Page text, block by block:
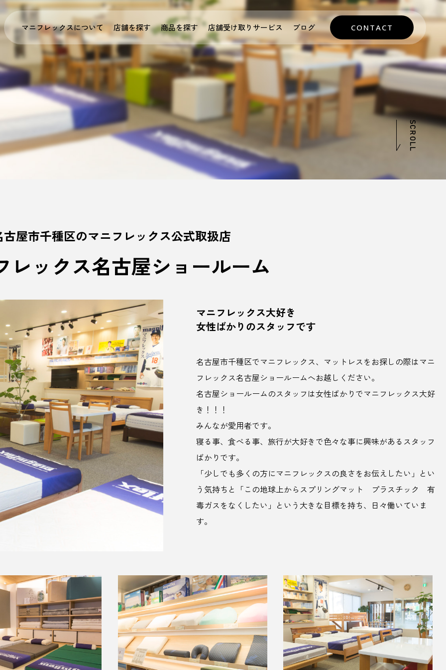
マニフレックスについて 店舗を探す 商品を探す 店舗受け取りサービス ブログ CONTACT
古屋市千種区のマニフレックス公式取扱店
レックス名古屋ショールーム
マニフレックス大好き
女性ばかりのスタッフです
名古屋市千種区でマニフレックス、マットレスをお探しの際はマニ
フレックス名古屋ショールームへお越しください。
名古屋ショールームのスタッフは女性ばかりでマニフレックス大好
き！！！
みんなが愛用者です。
寝る事、食べる事、旅行が大好きで色々な事に興味があるスタッフ
ばかりです。
「少しでも多くの方にマニフレックスの良さをお伝えしたい」とい
う気持ちと「この地球上からスプリングマット プラスチック 有
毒ガスをなくしたい」という大きな目標を持ち、日々働いていま
す。